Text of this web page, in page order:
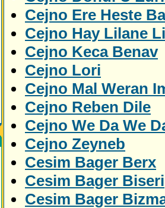
Cejno Ere Heste
Cejno Hay Lilane
Cejno Keca Benav
Cejno Lori
Cejno Mal Weran
Cejno Reben Dile
Cejno We Da We
Cejno Zeyneb
Cesim Bager Berx
Cesim Bager Biseri
Cesim Bager